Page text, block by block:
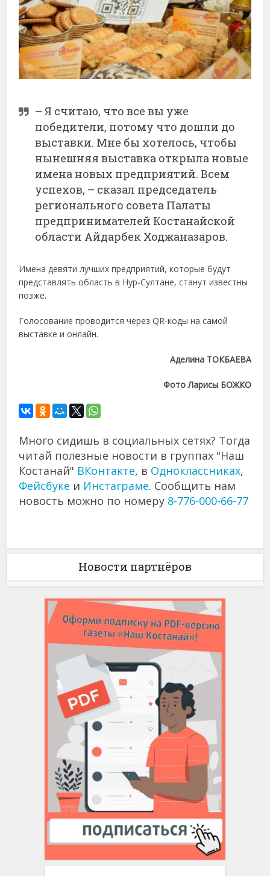
– Я считаю, что все вы уже
победители, потому что дошли до
выставки. Мне бы хотелось, чтобы
нынешняя выставка открыла новые
имена новых предприятий. Всем
успехов, – сказал председатель
регионального совета Палаты
предпринимателей Костанайской
области Айдарбек Ходжаназаров.
Имена девяти лучших предприятий, которые будут
представлять область в Нур-Султане, станут известны
позже.
Голосование проводится через QR-коды на самой
выставке и онлайн.
Аделина ТОКБАЕВА
Фото Ларисы БОЖКО
Много сидишь в социальных сетях? Тогда
читай полезные новости в группах "Наш
Костанай" ВКонтакте, в Одноклассниках,
Фейсбуке и Инстаграме. Сообщить нам
новость можно по номеру 8-776-000-66-77
Новости партнёров